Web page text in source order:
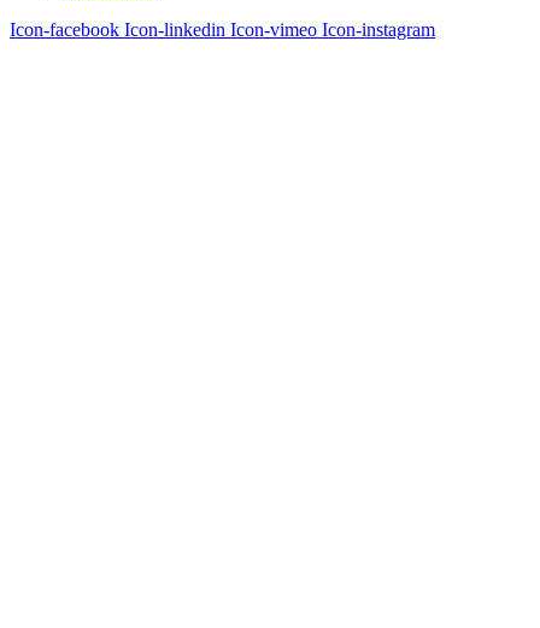
Icon-facebook Icon-linkedin Icon-vimeo Icon-instagram